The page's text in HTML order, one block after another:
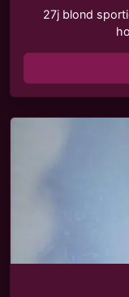
27j blond